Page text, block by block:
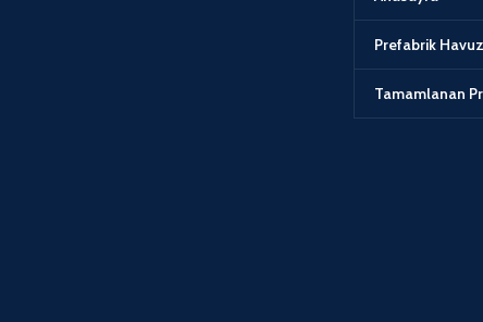
Prefabrik
Tamamlanan